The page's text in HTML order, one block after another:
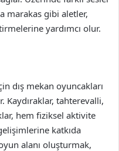
marakas gibi aletler,
yardımcı olur.
dış mekan oyuncakları
Kaydıraklar, tahterevalli,
hem fiziksel aktivite
katkıda
alanı oluşturmak,